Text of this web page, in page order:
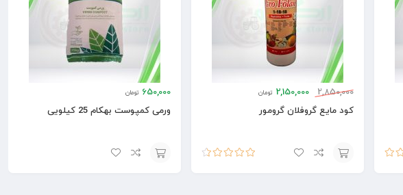
2,850,000
2,150,000 تومان
کود مایع گروفلان گرومور
650,000 تومان
ورمی کمپوست بهکام 25 کیلویی